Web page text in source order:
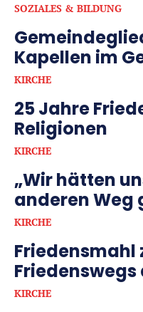
SOZIALES & BILDUNG
Kapellen im
KIRCHE
25 Jahre
Religionen
KIRCHE
„Wir hätten
anderen Weg
KIRCHE
Friedensmahl
Friedenswegs
KIRCHE